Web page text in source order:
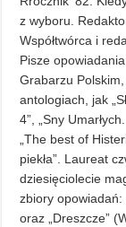
z wyboru.
Współtwórca i
Pisze
Grabarzu
antologiach, jak
4”, „Sny
„The best of
piekła”. Laureat
dziesięciolecie
zbiory opowiadań:
oraz „Dreszcze”